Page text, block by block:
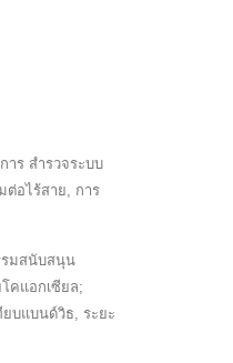
าร สำรวจระบบ
ต่อไร้สาย, การ
รมสนับสนุน
คแอกเซียล;
บแบนด์วิธ, ระยะ